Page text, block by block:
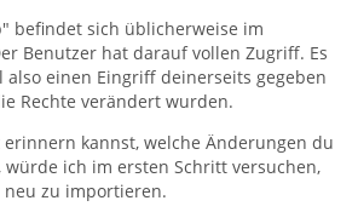
befindet sich üblicherweise im
Benutzer hat darauf vollen Zugriff. Es
also einen Eingriff deinerseits gegeben
Rechte verändert wurden.
kannst, welche Änderungen du
würde ich im ersten Schritt versuchen,
neu zu importieren.